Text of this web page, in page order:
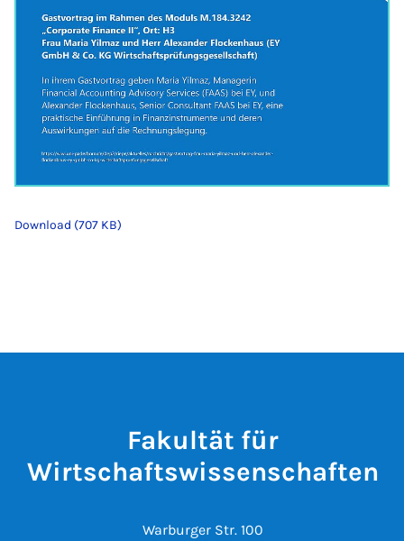
Download (707 KB)
Fakultät für
Wirtschaftswissenschaften
Warburger Str. 100